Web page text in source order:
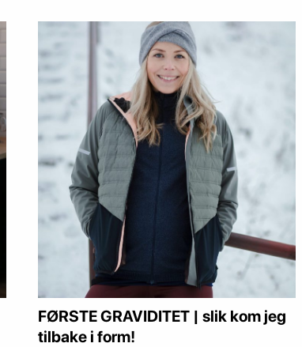
FØRSTE GRAVIDITET | slik kom jeg
tilbake i form!